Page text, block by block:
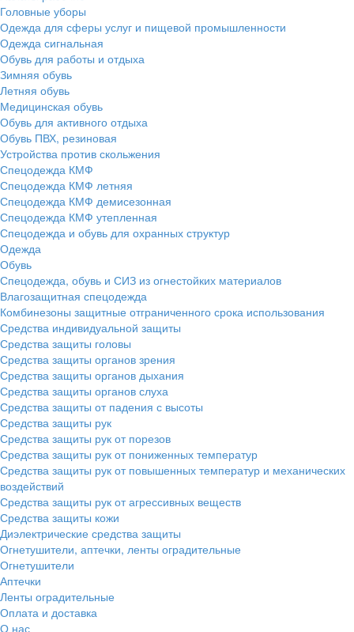
Головные уборы
Одежда для сферы услуг и пищевой промышленности
Одежда сигнальная
Обувь для работы и отдыха
Зимняя обувь
Летняя обувь
Медицинская обувь
Обувь для активного отдыха
Обувь ПВХ, резиновая
Устройства против скольжения
Спецодежда КМФ
Спецодежда КМФ летняя
Спецодежда КМФ демисезонная
Спецодежда КМФ утепленная
Спецодежда и обувь для охранных структур
Одежда
Обувь
Спецодежда, обувь и СИЗ из огнестойких материалов
Влагозащитная спецодежда
Комбинезоны защитные отграниченного срока использования
Средства индивидуальной защиты
Средства защиты головы
Средства защиты органов зрения
Средства защиты органов дыхания
Средства защиты органов слуха
Средства защиты от падения с высоты
Средства защиты рук
Средства защиты рук от порезов
Средства защиты рук от пониженных температур
Средства защиты рук от повышенных температур и механических
воздействий
Средства защиты рук от агрессивных веществ
Средства защиты кожи
Диэлектрические средства защиты
Огнетушители, аптечки, ленты оградительные
Огнетушители
Аптечки
Ленты оградительные
Оплата и доставка
О нас